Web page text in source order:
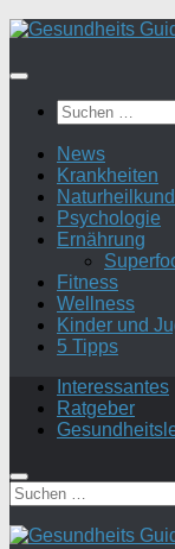
Suchen
nach:
News
Krankheiten
Psychologie
Ernährung
Fitness
Wellness
Kinder und
5 Tipps
Interessantes
Ratgeber
Suchen
nach: